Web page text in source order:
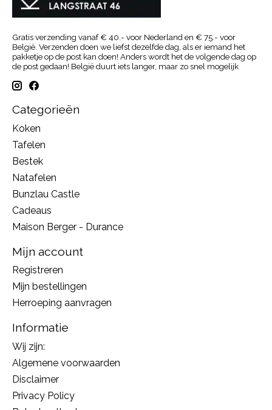
Gratis verzending vanaf € 40.- voor Nederland en € 75.- voor
België. Verzenden doen we liefst dezelfde dag, als er iemand het
pakketje op de post kan doen! Anders wordt het de volgende dag op
de post gedaan! België duurt iets langer, maar zo snel mogelijk
Categorieën
Koken
Tafelen
Bestek
Natafelen
Bunzlau Castle
Cadeaus
Maison Berger - Durance
Mijn account
Registreren
Mijn bestellingen
Herroeping aanvragen
Informatie
Wij zijn:
Algemene voorwaarden
Disclaimer
Privacy Policy